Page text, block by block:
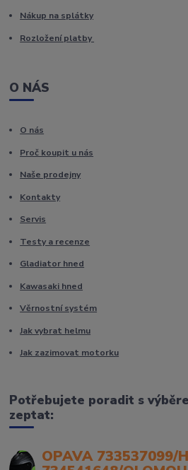
Nákup na splátky
Rozložení platby
O NÁS
O nás
Proč koupit u nás
Naše prodejny
Kontakty
Servis
Testy a recenze
Gladiator hned
Kawasaki hned
Věrnostní systém
Jak vybrat helmu
Jak zazimovat motorku
Potřebujete poradit s
zeptat:
OPAVA 733537099/